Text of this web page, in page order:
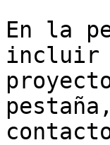
En la
incluir